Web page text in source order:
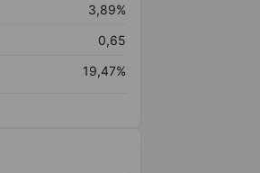
3,89%
0,65
19,47%